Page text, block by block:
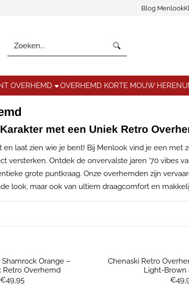
Blog Menlook
OVERHEMD OVERHEMD KORTE MOUW HEREN
met een Uniek Retro
en laat zien wie je bent! Bij Menlook vind je een
versterken. Ontdek de onvervalste jaren '70 vibes
grote puntkraag. Onze overhemden zijn
look, maar ook van ultiem draagcomfort en
Shamrock Orange –
Retro Overhemd
Prijs: 49,95
€49,95
Chenaski Retro
Light-Brown